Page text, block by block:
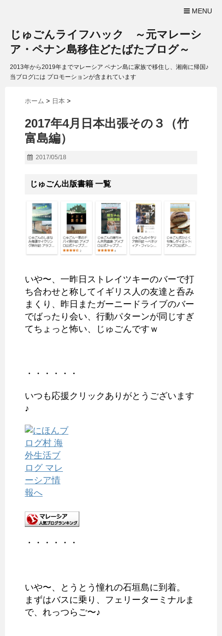
MENU
じゅごんライフハック ～元マレーシ
ア・ペナン島移住どたばたブログ～
2013年から2019年までマレーシア ペナン島に家族で移住し、湘南に帰国♪
当ブログには プロモーションが含まれています
ホーム > 日本 >
2017年4月日本出張その３（竹
富島編）
2017/05/18
じゅごん出版書籍 一覧
いや〜、一昨日ストレイツキーのバーで打
ち合わせと称してイギリス人の友達と呑み
まくり、昨日またガーニードライブのバー
でばったり会い、行動パターンが同じすぎ
てちょっと怖い、じゅごんですｗ
・・・・・・
いつも応援クリックありがとうございます
♪
・・・・・・
いや〜、とうとう憧れの石垣島に到着。
まずはバスに乗り、フェリーターミナルま
で、れっつらご〜♪